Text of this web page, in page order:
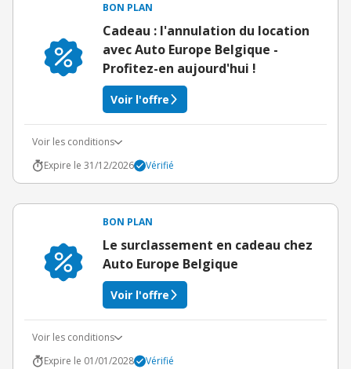
BON PLAN
Cadeau : l'annulation du location
avec Auto Europe Belgique -
Profitez-en aujourd'hui !
Voir l'offre
Voir les conditions
Expire le 31/12/2026
Vérifié
BON PLAN
Le surclassement en cadeau chez
Auto Europe Belgique
Voir l'offre
Voir les conditions
Expire le 01/01/2028
Vérifié